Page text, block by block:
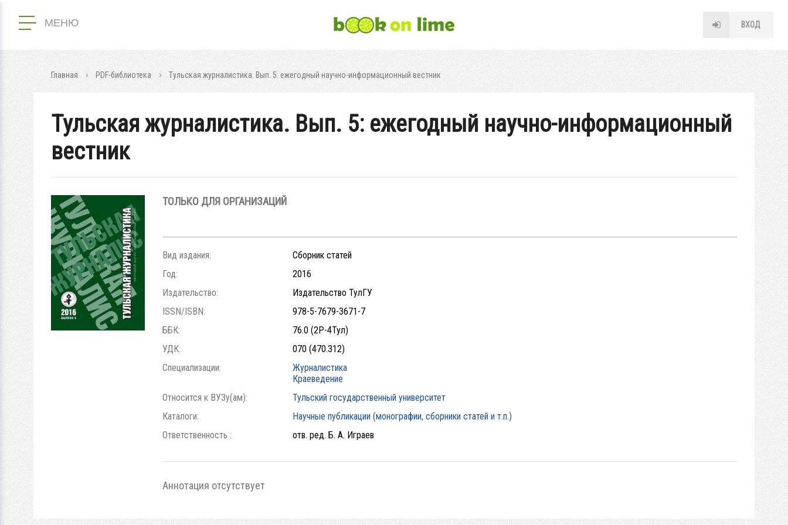
МЕНЮ ВХОД
Главная PDF-библиотека Тульская журналистика. Вып. 5: ежегодный научно-информационный вестник
Тульская журналистика. Вып. 5: ежегодный научно-информационный
вестник
ТОЛЬКО ДЛЯ ОРГАНИЗАЦИЙ
Вид издания:
Сборник статей
Год:
2016
Издательство:
Издательство ТулГУ
ISSN/ISBN:
978-5-7679-3671-7
ББК:
76.0 (2Р-4Тул)
УДК:
070 (470.312)
Специализации:
Журналистика
Краеведение
Относится к ВУЗу(ам):
Тульский государственный университет
Каталоги:
Научные публикации (монографии, сборники статей и т.п.)
Ответственность :
отв. ред. Б. А. Играев
Аннотация отсутствует